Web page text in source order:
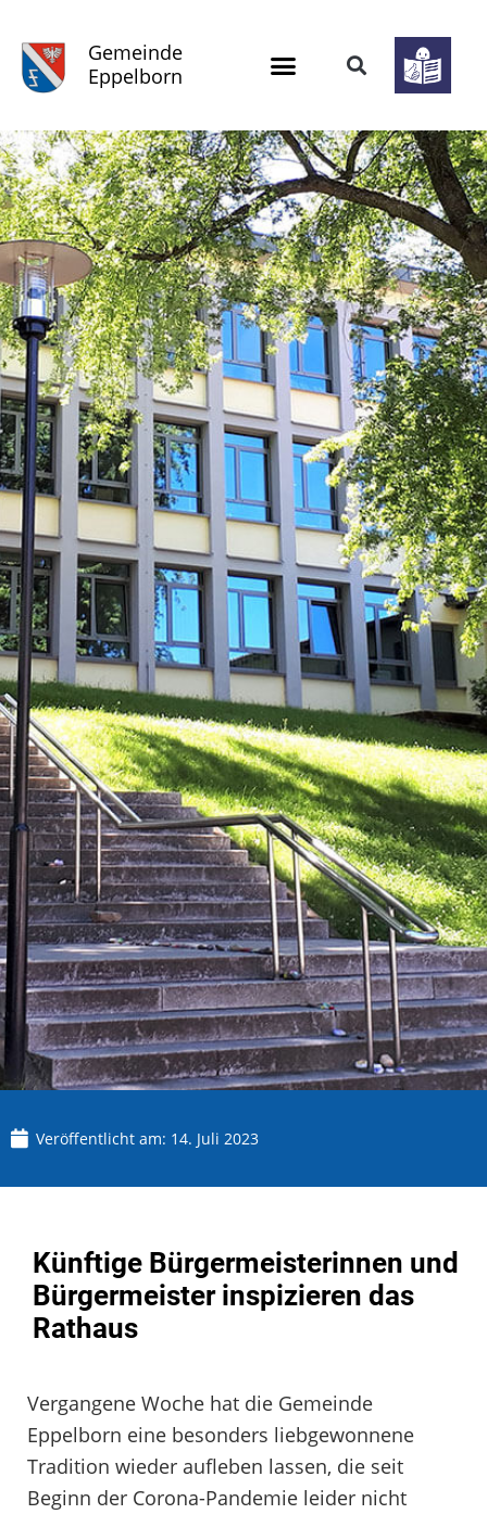
Gemeinde
Eppelborn
Veröffentlicht am: 14. Juli 2023
Künftige Bürgermeisterinnen und
Bürgermeister inspizieren das
Rathaus
Vergangene Woche hat die Gemeinde
Eppelborn eine besonders liebgewonnene
Tradition wieder aufleben lassen, die seit
Beginn der Corona-Pandemie leider nicht